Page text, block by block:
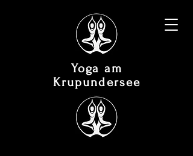
Yoga am
Krupundersee